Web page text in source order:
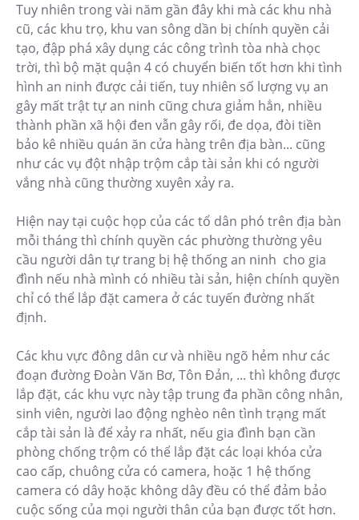
Tuy nhiên trong vài năm gần đây khi mà các khu nhà
cũ, các khu trọ, khu van sông dần bị chính quyền cải
tạo, đập phá xây dụng các công trình tòa nhà chọc
trời, thì bộ mặt quận 4 có chuyển biến tốt hơn khi tình
hình an ninh được cải tiến, tuy nhiên số lượng vụ an
gây mất trật tự an ninh cũng chưa giảm hẳn, nhiều
thành phần xã hội đen vẫn gây rối, đe dọa, đòi tiền
bảo kê nhiều quán ăn cửa hàng trên địa bàn... cũng
như các vụ đột nhập trộm cắp tài sản khi có người
vắng nhà cũng thường xuyên xảy ra.
Hiện nay tại cuộc họp của các tổ dân phó trên địa bàn
mỗi tháng thì chính quyền các phường thường yêu
cầu người dân tự trang bị hệ thống an ninh cho gia
đình nếu nhà mình có nhiều tài sản, hiện chính quyền
chỉ có thể lắp đặt camera ở các tuyến đường nhất
định.
Các khu vực đông dân cư và nhiều ngõ hẻm như các
đoạn đường Đoàn Văn Bơ, Tôn Đản, ... thì không được
lắp đặt, các khu vực này tập trung đa phần công nhân,
sinh viên, người lao động nghèo nên tình trạng mất
cắp tài sản là để xảy ra nhất, nếu gia đình bạn cần
phòng chống trộm có thể lắp đặt các loại khóa cửa
cao cấp, chuông cửa có camera, hoặc 1 hệ thống
camera có dây hoặc không dây đều có thể đảm bảo
cuộc sống của mọi người thân của bạn được tốt hơn.